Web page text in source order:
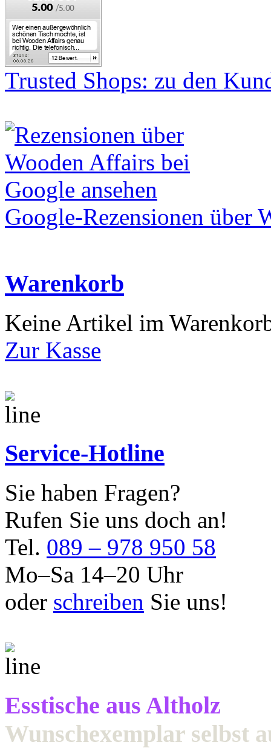
Trusted Shops: zu den
Google-Rezensionen über
Warenkorb
Keine Artikel im
Zur Kasse
Service-Hotline
Sie haben Fragen?
Rufen Sie uns doch an!
Tel. 089 – 978 950 58
Mo–Sa 14–20 Uhr
oder schreiben Sie uns!
Esstische aus Altholz
Wunschexemplar selbst